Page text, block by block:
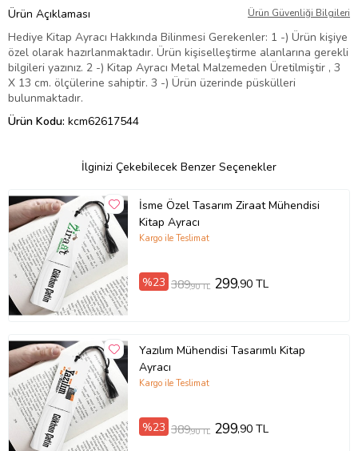
Ürün Açıklaması Ürün Güvenliği Bilgileri
Hediye Kitap Ayracı Hakkında Bilinmesi Gerekenler: 1 -) Ürün kişiye
özel olarak hazırlanmaktadır. Ürün kişiselleştirme alanlarına gerekli
bilgileri yazınız. 2 -) Kitap Ayracı Metal Malzemeden Üretilmiştir , 3
X 13 cm. ölçülerine sahiptir. 3 -) Ürün üzerinde püskülleri
bulunmaktadır.
Ürün Kodu: kcm62617544
İlginizi Çekebilecek Benzer Seçenekler
İsme Özel Tasarım Ziraat Mühendisi
Kitap Ayracı
Kargo ile Teslimat
%23 389,90 TL 299,90 TL
Yazılım Mühendisi Tasarımlı Kitap
Ayracı
Kargo ile Teslimat
%23 389,90 TL 299,90 TL